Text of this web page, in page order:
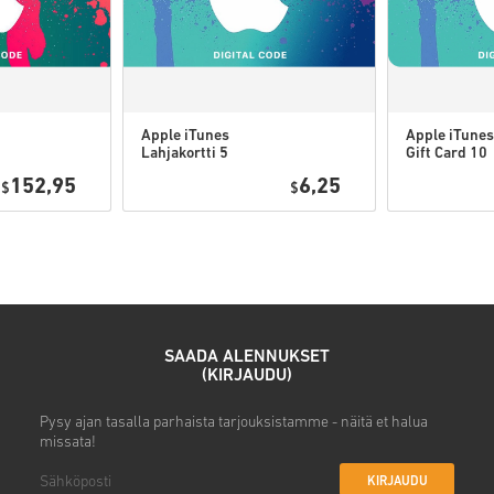
Katso nopea opas yllä tai
• Valitse tuote
Tämän jälkeen saat
$ 152,95
Apple iTunes
Lahjakortti 5
$6,25
Apple iTunes
Gift Card 10
SAADA ALENNUKSET
(KIRJAUDU)
Pysy ajan tasalla parhaista tarjouksistamme - näitä et halua
missata!
KIRJAUDU